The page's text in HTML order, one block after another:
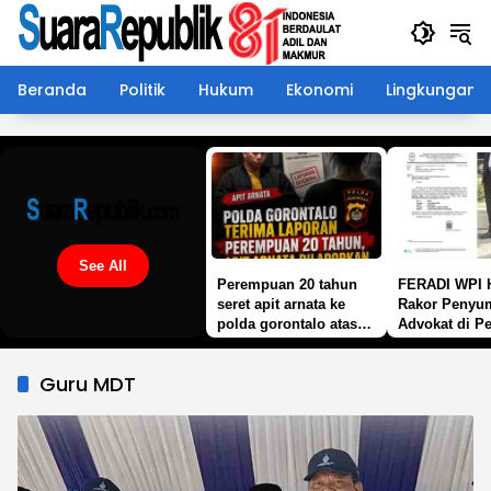
Langsung
konten
Beranda
Politik Hukum Ekonomi Lingkungan
See All
Perempuan 20 tahun
seret apit arnata ke
polda gorontalo atas
FERADI WPI
Rakor
Advokat di
Guru MDT